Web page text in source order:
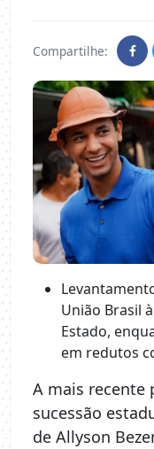
Compartilhe:
União Brasil
Estado,
em redutos
A mais recente
sucessão
de Allyson